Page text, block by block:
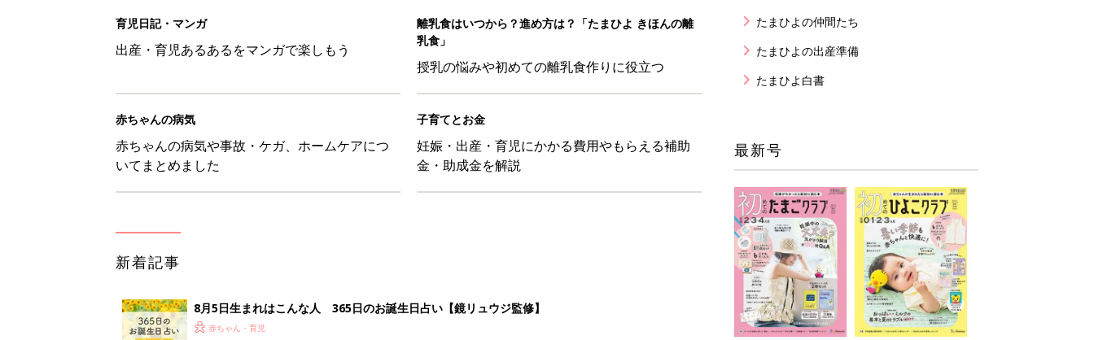
育児日記・マンガ
出産・育児あるあるをマンガで楽しもう
離乳食はいつから？進め方は？「たまひよ きほんの離
乳食」
授乳の悩みや初めての離乳食作りに役立つ
赤ちゃんの病気
赤ちゃんの病気や事故・ケガ、ホームケアにつ
いてまとめました
子育てとお金
妊娠・出産・育児にかかる費用やもらえる補助
金・助成金を解説
新着記事
8月5日生まれはこんな人 365日のお誕生日占い【鏡リュウジ監修】
赤ちゃん・育児
たまひよの仲間たち
たまひよの出産準備
たまひよ白書
最新号